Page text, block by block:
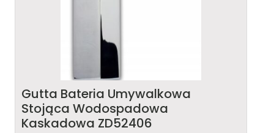
Gutta Bateria Umywalkowa
Stojąca Wodospadowa
Kaskadowa ZD52406